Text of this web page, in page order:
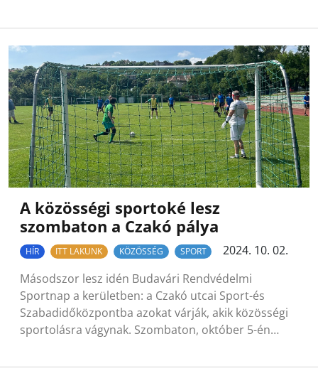
A közösségi sportoké lesz
szombaton a Czakó pálya
HÍR ITT LAKUNK KÖZÖSSÉG SPORT
2024. 10. 02.
Másodszor lesz idén Budavári Rendvédelmi
Sportnap a kerületben: a Czakó utcai Sport-és
Szabadidőközpontba azokat várják, akik közösségi
sportolásra vágynak. Szombaton, október 5-én…